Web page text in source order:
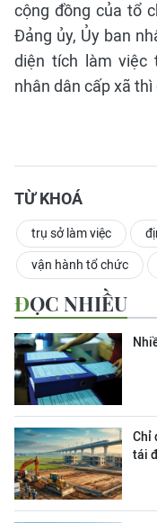
cộng đồng của tổ
Đảng ủy, Ủy ban
diện tích làm việc
nhân dân cấp xã
TỪ KHOÁ
trụ sở làm việc
vận hành tổ chức
ĐỌC NHIỀU
Chỉ
tái